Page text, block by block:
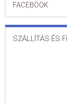
FACEBOOK
SZÁLLÍTÁS ÉS